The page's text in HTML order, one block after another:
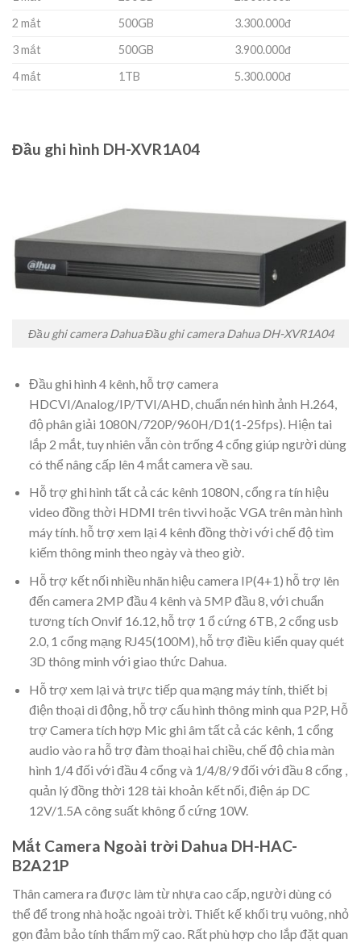
2 mắt
500GB
3.300.000đ
3 mắt
500GB
3.900.000đ
4 mắt
1TB 5.300.000đ
Đầu ghi hình DH-XVR1A04
Đầu ghi camera Dahua Đầu ghi camera Dahua DH-XVR1A04
Đầu ghi hình 4 kênh, hỗ trợ camera
HDCVI/Analog/IP/TVI/AHD, chuẩn nén hình ảnh H.264,
độ phân giải 1080N/720P/960H/D1(1-25fps). Hiện tai
lắp 2 mắt, tuy nhiên vẫn còn trống 4 cổng giúp người dùng
có thể nâng cấp lên 4 mắt camera về sau.
Hỗ trợ ghi hình tất cả các kênh 1080N, cổng ra tín hiệu
video đồng thời HDMI trên tivvi hoặc VGA trên màn hình
máy tính. hỗ trợ xem lại 4 kênh đồng thời với chế độ tìm
kiếm thông minh theo ngày và theo giờ.
Hỗ trợ kết nối nhiều nhãn hiệu camera IP(4+1) hỗ trợ lên
đến camera 2MP đầu 4 kênh và 5MP đầu 8, với chuẩn
tương tích Onvif 16.12, hỗ trợ 1 ổ cứng 6TB, 2 cổng usb
2.0, 1 cổng mạng RJ45(100M), hỗ trợ điều kiển quay quét
3D thông minh với giao thức Dahua.
Hỗ trợ xem lại và trực tiếp qua mạng máy tính, thiết bị
điện thoại di động, hỗ trợ cấu hình thông minh qua P2P, Hỗ
trợ Camera tích hợp Mic ghi âm tất cả các kênh, 1 cổng
audio vào ra hỗ trợ đàm thoại hai chiều, chế độ chia màn
hình 1/4 đối với đầu 4 cổng và 1/4/8/9 đối với đầu 8 cổng ,
quản lý đồng thời 128 tài khoản kết nối, điện áp DC
12V/1.5A công suất không ổ cứng 10W.
Mắt Camera Ngoài trời Dahua DH-HAC-
B2A21P
Thân camera ra được làm từ nhựa cao cấp, người dùng có
thể để trong nhà hoặc ngoài trời. Thiết kế khối trụ vuông, nhỏ
gọn đảm bảo tính thẩm mỹ cao. Rất phù hợp cho lắp đặt quan